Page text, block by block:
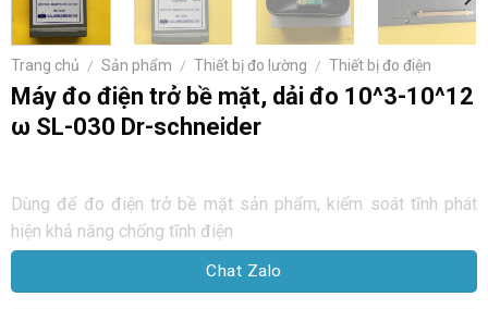
Trang chủ / Sản phẩm / Thiết bị đo lường / Thiết bị đo điện
Máy đo điện trở bề mặt, dải đo 10^3-10^12
ω SL-030 Dr-schneider
Dùng để đo điện trở bề mặt sản phẩm, kiểm soát tĩnh phát
hiện khả năng chống tĩnh điện
Chat Zalo